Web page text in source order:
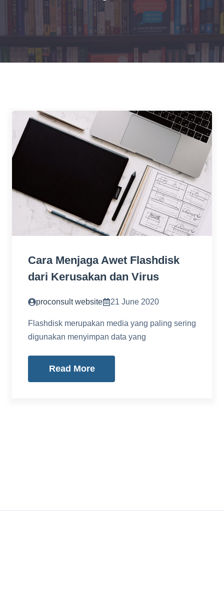
Cara Menjaga Awet Flashdisk
dari Kerusakan dan Virus
proconsult website 21 June 2020
Flashdisk merupakan media yang paling sering
digunakan menyimpan data yang
Read More